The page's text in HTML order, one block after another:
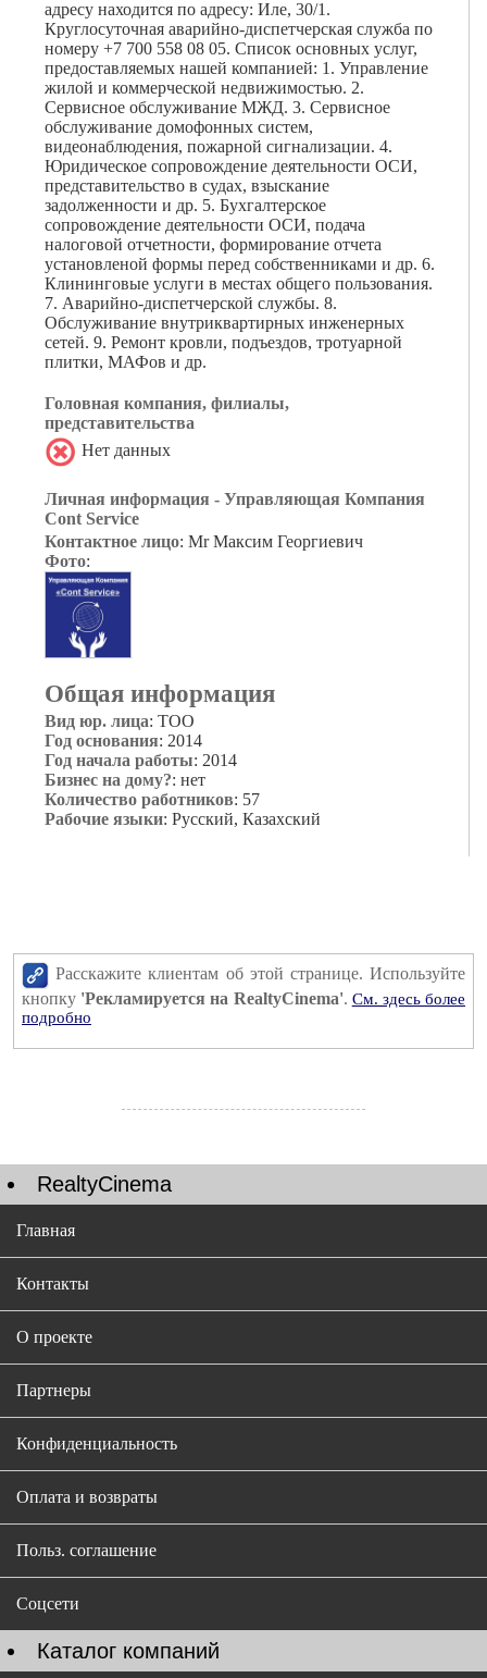
адресу находится по адресу: Иле, 30/1.
Круглосуточная аварийно-диспетчерская служба по
номеру +7 700 558 08 05. Список основных услуг,
предоставляемых нашей компанией: 1. Управление
жилой и коммерческой недвижимостью. 2.
Сервисное обслуживание МЖД. 3. Сервисное
обслуживание домофонных систем,
видеонаблюдения, пожарной сигнализации. 4.
Юридическое сопровождение деятельности ОСИ,
представительство в судах, взыскание
задолженности и др. 5. Бухгалтерское
сопровождение деятельности ОСИ, подача
налоговой отчетности, формирование отчета
установленой формы перед собственниками и др. 6.
Клининговые услуги в местах общего пользования.
7. Аварийно-диспетчерской службы. 8.
Обслуживание внутриквартирных инженерных
сетей. 9. Ремонт кровли, подъездов, тротуарной
плитки, МАФов и др.
Головная компания, филиалы,
представительства
Нет данных
Личная информация - Управляющая Компания
Cont Service
Контактное лицо: Mr Максим Георгиевич
Фото:
Общая информация
Вид юр. лица: TOO
Год основания: 2014
Год начала работы: 2014
Бизнес на дому?: нет
Количество работников: 57
Рабочие языки: Русский, Казахский
Расскажите клиентам об этой странице. Используйте
кнопку 'Рекламируется на RealtyCinema'. См. здесь более
подробно
RealtyCinema
Главная
Контакты
О проекте
Партнеры
Конфиденциальность
Оплата и возвраты
Польз. соглашение
Соцсети
Каталог компаний